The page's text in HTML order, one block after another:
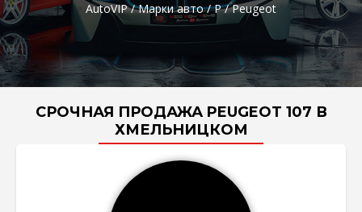
AutoVIP/Марки авто/P/Peugeot
СРОЧНАЯ ПРОДАЖА PEUGEOT 107 В
ХМЕЛЬНИЦКОМ